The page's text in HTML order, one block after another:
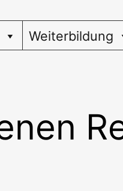
Weiterbildung